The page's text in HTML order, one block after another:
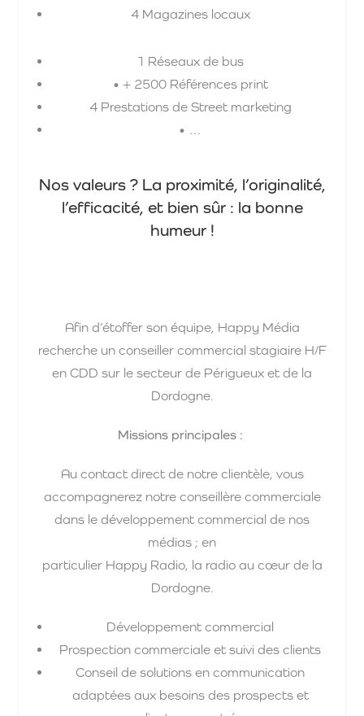
4 Magazines locaux
1 Réseaux de bus
• + 2500 Références print
4 Prestations de Street marketing
• …
Nos valeurs ? La proximité, l’originalité,
l’efficacité, et bien sûr : la bonne
humeur !
Afin d’étoffer son équipe, Happy Média
recherche un conseiller commercial stagiaire H/F
en CDD sur le secteur de Périgueux et de la
Dordogne.
Missions principales :
Au contact direct de notre clientèle, vous
accompagnerez notre conseillère commerciale
dans le développement commercial de nos
médias ; en
particulier Happy Radio, la radio au cœur de la
Dordogne.
Développement commercial
Prospection commerciale et suivi des clients
Conseil de solutions en communication
adaptées aux besoins des prospects et